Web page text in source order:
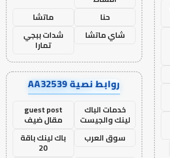
حنا
ماتشا
شاي ماتشا
شدات ببجي
تمارا
روابط نصية AA32539
خدمات الباك
لينك والجيست
guest post
مقال ضيف
سوق العرب
باك لينك باقة
20